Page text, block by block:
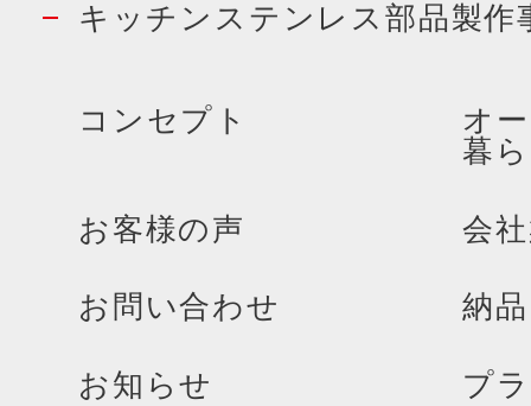
キッチンステンレス部品製作
コンセプト
オ
暮
お客様の声 会
お問い合わせ 納
お知らせ プ